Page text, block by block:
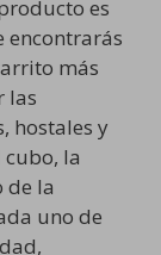
es
encontrarás
más
las
hostales y
la
de la
uno de